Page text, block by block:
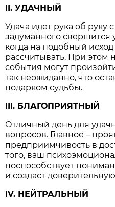
II. УДАЧНЫЙ
Удача идет рука об руку
задуманного свершится
когда на подобный
рассчитывать. При этом
события могут
так неожиданно, что
подарком судьбы.
III. БЛАГОПРИЯТНЫЙ
Отличный день для
вопросов. Главное –
предприимчивость в
того, ваш
поспособствует
и создаст
IV. НЕЙТРАЛЬНЫЙ